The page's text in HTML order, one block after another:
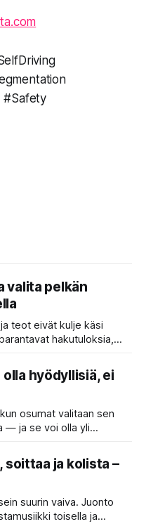
#Safety
valita pelkän
teot eivät kulje käsi
hakutuloksia,
puolestasi arjen
matkasuunnitelman
Vastassa on
steroideilla.
hyödyllisiä, ei
osumat valitaan sen
— ja se voi olla yli
“Mitä viime kuun
Robotti
jossa toistellaan, mitä
lähellä kysymystä,
soittaa ja kolista –
suurin vaiva. Juonto
toisella ja